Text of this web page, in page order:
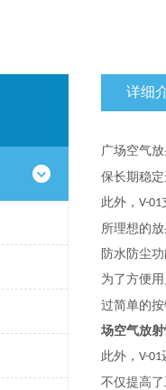
详细
广场空气
保长期稳
此外， V-01
所理想的
防水防尘
为了方便
过简单的
场空气放
此外， V-01
不仅提高